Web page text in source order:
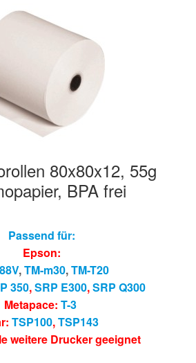
80x80x12, 55g
BPA frei
Passend für:
Epson:
,TM-m30,TM-T20
350,SRP E300,SRP Q300
Metapace: T-3
TSP100,TSP143
weitere Drucker geeignet